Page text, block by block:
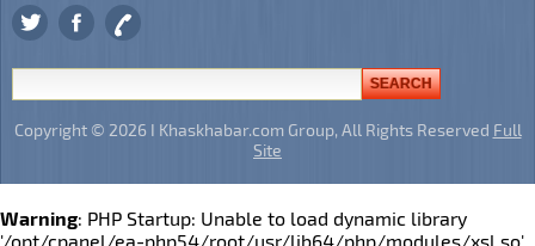
Copyright © 2026 I Khaskhabar.com Group, All Rights Reserved Full
Site
Warning: PHP Startup: Unable to load dynamic library
'/opt/cpanel/ea-php54/root/usr/lib64/php/modules/xsl.so'